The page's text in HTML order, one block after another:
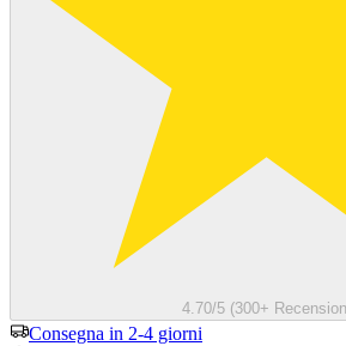
4.70/5 (300+
Consegna in 2-4 giorni